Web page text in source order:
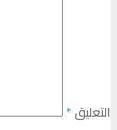
التعليق*